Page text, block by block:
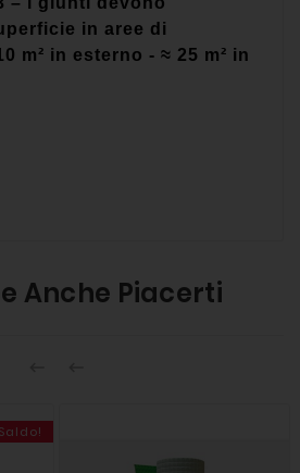
in aree di
m² in esterno - ≈ 25 m² in
Anche Piacerti